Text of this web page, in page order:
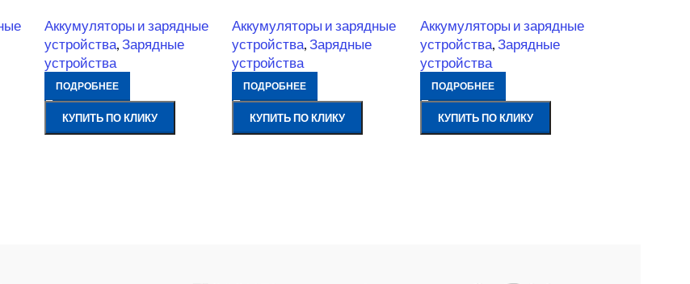
Аккумуляторы и зарядные
устройства, Зарядные
устройства
ПОДРОБНЕЕ
КУПИТЬ ПО КЛИКУ
Аккумуляторы и зарядные
устройства, Зарядные
устройства
ПОДРОБНЕЕ
КУПИТЬ ПО КЛИКУ
Аккумуляторы и зарядные
устройства,Зарядные
устройства
ПОДРОБНЕЕ
КУПИТЬ ПО КЛИКУ